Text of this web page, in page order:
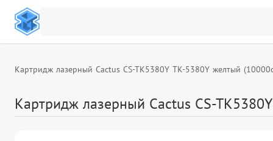
Картридж лазерный Cactus CS-TK5380Y TK-5380Y желтый
Картридж лазерный Cactus CS-